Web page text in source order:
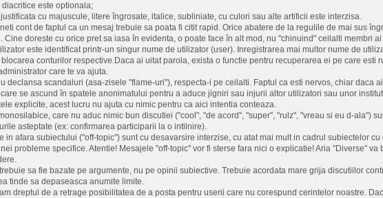
diacritice este optionala;
cu majuscule, litere îngrosate, italice, subliniate, cu culori sau alte artificii este interzisa.
cont de faptul ca un mesaj trebuie sa poata fi citit rapid. Orice abatere de la regulile de mai sus
Cine doreste cu orice pret sa iasa în evidenta, o poate face în alt mod, nu "chinuind" ceilalti membri
este identificat printr-un singur nume de utilizator (user). Inregistrarea mai multor nume de
conturilor respective.Daca ai uitat parola, exista o functie pentru recuperarea ei pe care esti
care te va ajuta.
declansa scandaluri (asa-zisele "flame-uri"), respecta-i pe ceilalti. Faptul ca esti nervos, chiar daca
se ascund în spatele anonimatului pentru a aduce jigniri sau injurii altor utilizatori sau unor
explicite, acest lucru nu ajuta cu nimic pentru ca aici intentia conteaza.
care nu aduc nimic bun discutiei ("cool", "de acord", "super", "rulz", "vreau si eu d-ala")
asteptate (ex: confirmarea participarii la o intilnire).
in afara subiectului ("off-topic") sunt cu desavarsire interzise, cu atat mai mult in cadrul subiectelor
probleme specifice. Atentie! Mesajele "off-topic" vor fi sterse fara nici o explicatie! Aria "Diverse"
sa fie bazate pe argumente, nu pe opinii subiective. Trebuie acordata mare grija discutiilor
tinde sa depaseasca anumite limite.
dreptul de a retrage posibilitatea de a posta pentru userii care nu corespund cerintelor noastre.